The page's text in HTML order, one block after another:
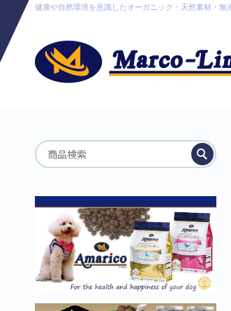
健康や自然環境を意識したオーガニック・天然素材・